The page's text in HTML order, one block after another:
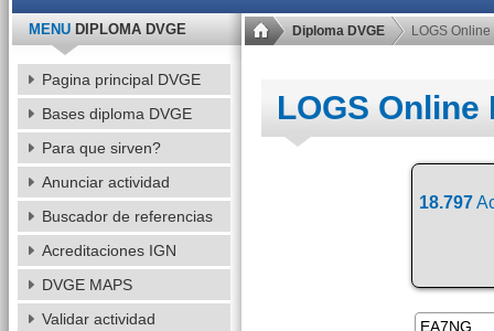
Diploma DVGE LOGS Online
LOGS Online
18.797
MENUDIPLOMA DVGE
Pagina principal DVGE
Bases diploma DVGE
Para que sirven?
Anunciar actividad
Buscador de referencias
Acreditaciones IGN
DVGE MAPS
Validar actividad